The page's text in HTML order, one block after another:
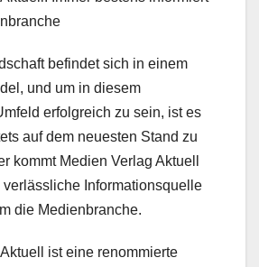
befindet sich in einem
und um in diesem
erfolgreich zu sein, ist es
auf dem neuesten Stand zu
kommt Medien Verlag Aktuell
verlässliche Informationsquelle
die Medienbranche.
ist eine renommierte